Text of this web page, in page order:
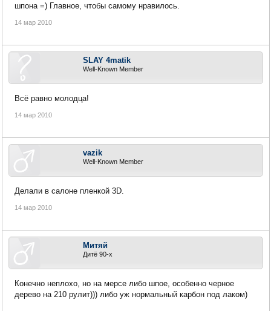
шпона =) Главное, чтобы самому нравилось.
14 мар 2010
SLAY 4matik
Well-Known Member
Всё равно молодца!
14 мар 2010
vazik
Well-Known Member
Делали в салоне пленкой 3D.
14 мар 2010
Митяй
Дитё 90-х
Конечно неплохо, но на мерсе либо шпое, особенно черное
дерево на 210 рулит))) либо уж нормальный карбон под лаком)